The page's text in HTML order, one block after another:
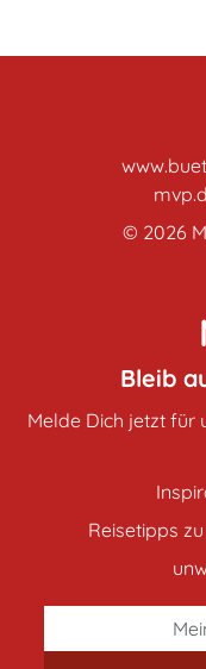
© 2026
Bleib
Melde Dich jetzt für
Reisetipps